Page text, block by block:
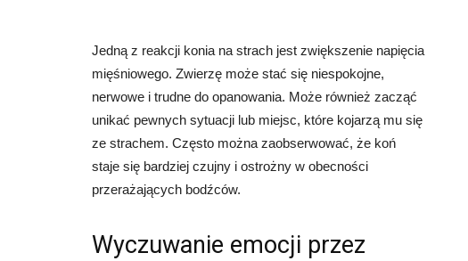
Jedną z reakcji konia na strach jest zwiększenie napięcia
mięśniowego. Zwierzę może stać się niespokojne,
nerwowe i trudne do opanowania. Może również zacząć
unikać pewnych sytuacji lub miejsc, które kojarzą mu się
ze strachem. Często można zaobserwować, że koń
staje się bardziej czujny i ostrożny w obecności
przerażających bodźców.
Wyczuwanie emocji przez